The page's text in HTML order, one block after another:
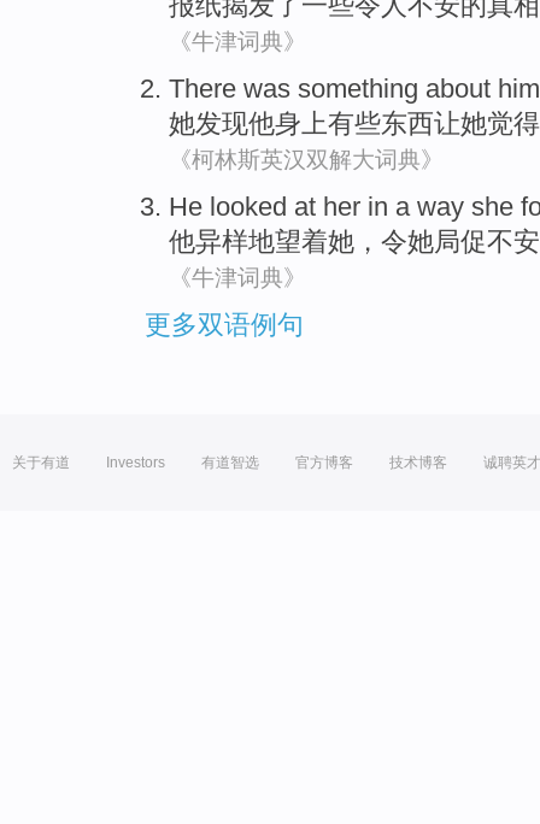
《牛津词典》
There was something about him
她发现他身上有些东西让她觉
《柯林斯英汉双解大词典》
He looked at her in a way she
他异样地望着她 ，令她局促不安
《牛津词典》
更多双语例句
关于有道 Investors 有道智选 官方博客 技术博客 诚聘英才